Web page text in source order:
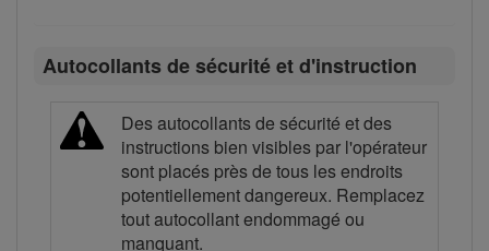
Autocollants de sécurité et d'instruction
Des autocollants de sécurité et des
instructions bien visibles par l'opérateur
sont placés près de tous les endroits
potentiellement dangereux. Remplacez
tout autocollant endommagé ou
manquant.